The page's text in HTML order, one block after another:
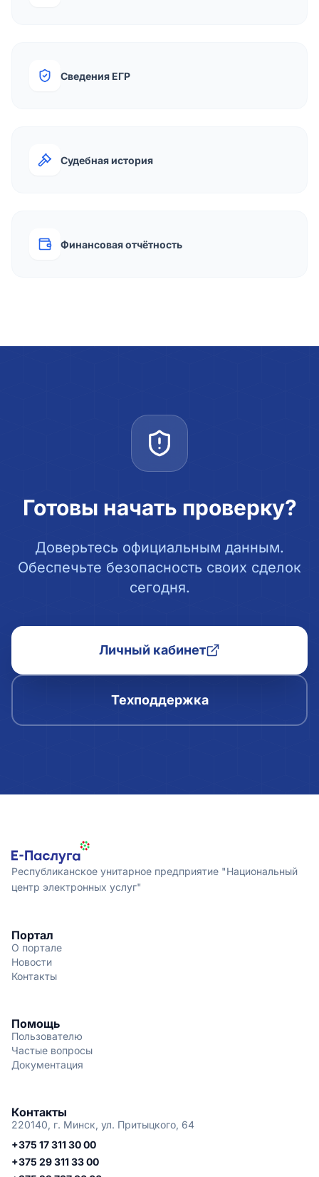
Сведения ЕГР
Судебная история
Финансовая отчётность
Готовы начать проверку?
Доверьтесь официальным данным.
Обеспечьте безопасность своих сделок
сегодня.
Личный кабинет
Техподдержка
Республиканское унитарное предприятие "Национальный
центр электронных услуг"
Портал
О портале
Новости
Контакты
Помощь
Пользователю
Частые вопросы
Документация
Контакты
220140, г. Минск, ул. Притыцкого, 64
+375 17 311 30 00
+375 29 311 33 00